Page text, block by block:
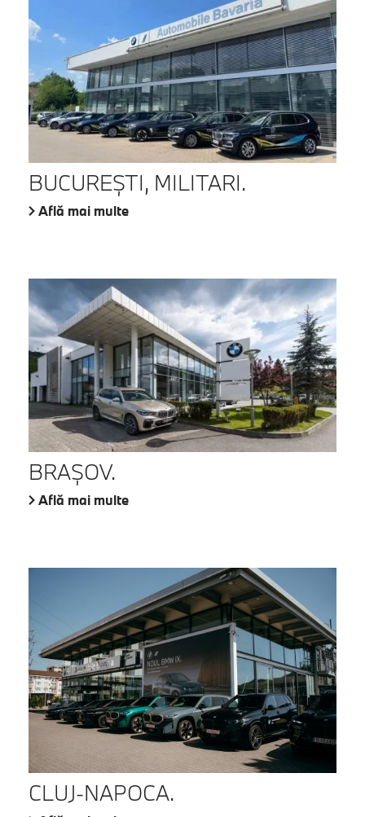
BUCUREŞTI, MILITARI.
Află mai multe
BRAŞOV.
Află mai multe
CLUJ-NAPOCA.